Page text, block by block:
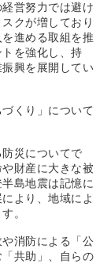
営努力では避け
クが増しており
進める取組を推
を強化し、持
興を展開してい
くり」について
災についてで
財産に大きな被
島地震は記憶に
より、地域によ
。
消防による「公
共助」、自らの